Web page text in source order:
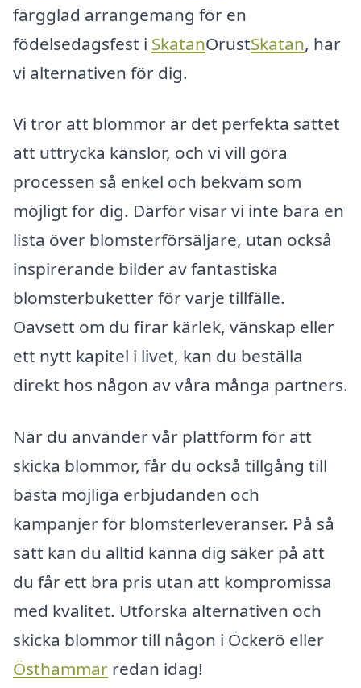
färgglad arrangemang för en
födelsedagsfest i SkatanOrustSkatan, har
vi alternativen för dig.
Vi tror att blommor är det perfekta sättet
att uttrycka känslor, och vi vill göra
processen så enkel och bekväm som
möjligt för dig. Därför visar vi inte bara en
lista över blomsterförsäljare, utan också
inspirerande bilder av fantastiska
blomsterbuketter för varje tillfälle.
Oavsett om du firar kärlek, vänskap eller
ett nytt kapitel i livet, kan du beställa
direkt hos någon av våra många partners.
När du använder vår plattform för att
skicka blommor, får du också tillgång till
bästa möjliga erbjudanden och
kampanjer för blomsterleveranser. På så
sätt kan du alltid känna dig säker på att
du får ett bra pris utan att kompromissa
med kvalitet. Utforska alternativen och
skicka blommor till någon i Öckerö eller
Östhammar redan idag!